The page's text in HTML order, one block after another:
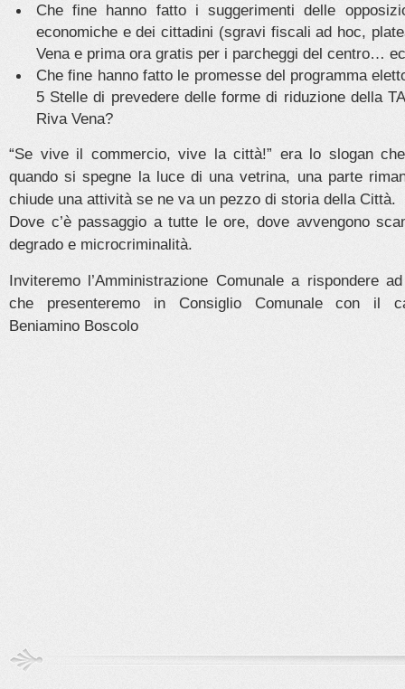
Che fine hanno fatto i suggerimenti delle
economiche e dei cittadini (sgravi fiscali ad hoc,
Vena e prima ora gratis per i parcheggi del centro…
Che fine hanno fatto le promesse del programma
5 Stelle di prevedere delle forme di riduzione della
Riva Vena?
“Se vive il commercio, vive la città!” era lo slogan
quando si spegne la luce di una vetrina, una parte
chiude una attività se ne va un pezzo di storia della Città.
Dove c’è passaggio a tutte le ore, dove avvengono
degrado e microcriminalità.
Inviteremo l’Amministrazione Comunale a rispondere
che presenteremo in Consiglio Comunale con il
Beniamino Boscolo